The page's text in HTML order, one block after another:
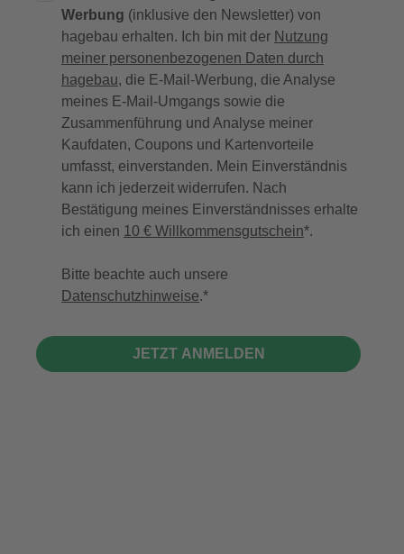
Werbung (inklusive den Newsletter) von
hagebau erhalten. Ich bin mit der Nutzung
meiner personenbezogenen Daten durch
hagebau, die E-Mail-Werbung, die Analyse
meines E-Mail-Umgangs sowie die
Zusammenführung und Analyse meiner
Kaufdaten, Coupons und Kartenvorteile
umfasst, einverstanden. Mein Einverständnis
kann ich jederzeit widerrufen. Nach
Bestätigung meines Einverständnisses erhalte
ich einen 10 € Willkommensgutschein*.
Bitte beachte auch unsere
Datenschutzhinweise.
JETZT ANMELDEN